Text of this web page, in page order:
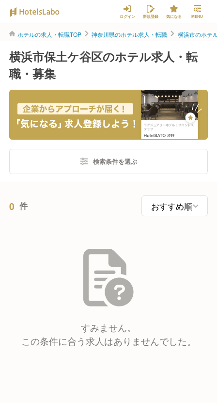
ログイン 新規登録 気になる MENU
ホテルの求人・転職TOP 神奈川県のホテル求人・転職 横浜市のホテ
横浜市保土ケ谷区のホテル求人・転
職・募集
検索条件を選ぶ
0 件
すみません。
この条件に合う求人はありませんでした。